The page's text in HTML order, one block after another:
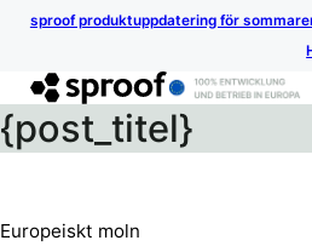
sproof produktuppdatering för
{post_titel}
Europeiskt moln